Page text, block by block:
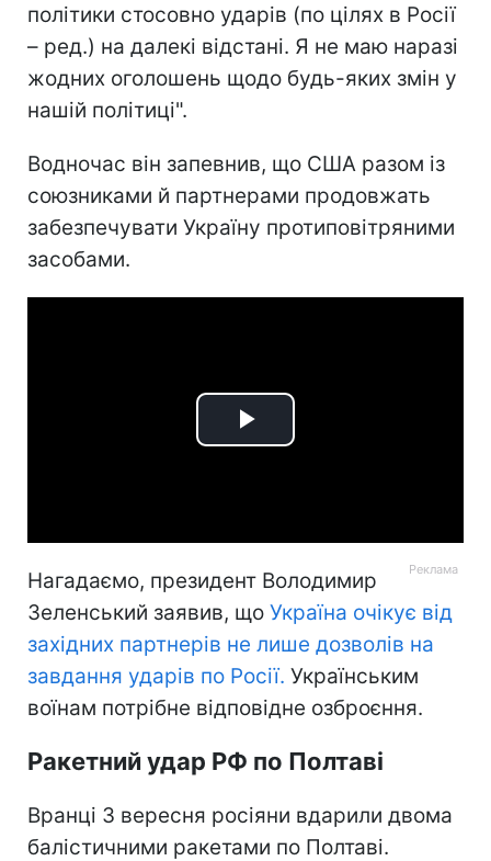
політики стосовно ударів (по цілях в Росії
– ред.) на далекі відстані. Я не маю наразі
жодних оголошень щодо будь-яких змін у
нашій політиці".
Водночас він запевнив, що США разом із
союзниками й партнерами продовжать
забезпечувати Україну протиповітряними
засобами.
Play
Нагадаємо, президент Володимир
Зеленський заявив, що Україна очікує від
західних партнерів не лише дозволів на
завдання ударів по Росії. Українським
воїнам потрібне відповідне озброєння.
Ракетний удар РФ по Полтаві
Вранці 3 вересня росіяни вдарили двома
балістичними ракетами по Полтаві.